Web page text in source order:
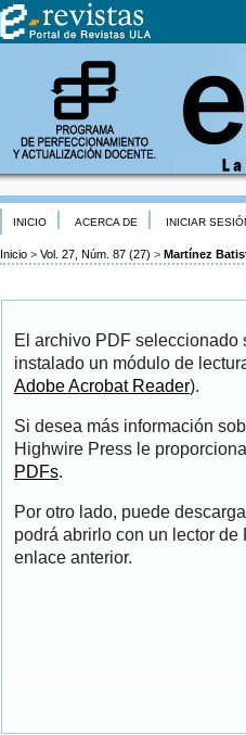
INICIO ACERCA DE INICIAR
Inicio > Vol. 27, Núm. 87 (27) > Martínez
El archivo PDF seleccionado
instalado un módulo de
Adobe Acrobat Reader).
Si desea más información
Highwire Press le
PDFs.
Por otro lado, puede
podrá abrirlo con un lector de
enlace anterior.